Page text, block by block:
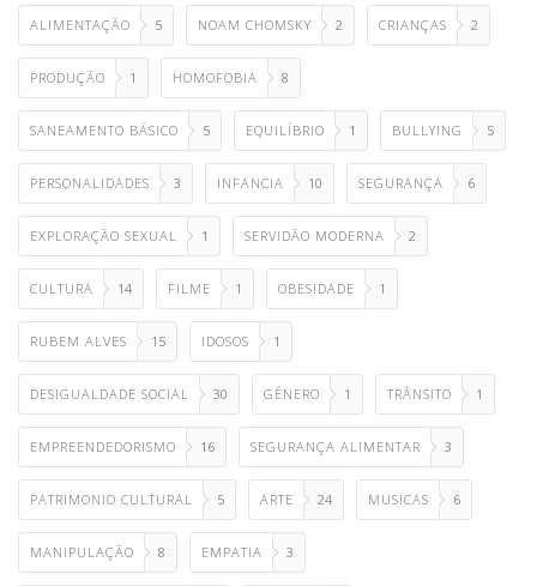
ALIMENTAÇÃO 5 NOAM CHOMSKY 2 CRIANÇAS 2
PRODUÇÃO 1 HOMOFOBIA 8
SANEAMENTO BÁSICO 5 EQUILÍBRIO 1 BULLYING 5
PERSONALIDADES 3 INFANCIA 10 SEGURANÇA 6
EXPLORAÇÃO SEXUAL 1 SERVIDÃO MODERNA 2
CULTURA 14 FILME 1 OBESIDADE 1
RUBEM ALVES 15 IDOSOS 1
DESIGUALDADE SOCIAL 30 GÊNERO 1 TRÂNSITO 1
EMPREENDEDORISMO 16 SEGURANÇA ALIMENTAR 3
PATRIMONIO CULTURAL 5 ARTE 24 MUSICAS 6
MANIPULAÇÃO 8 EMPATIA 3